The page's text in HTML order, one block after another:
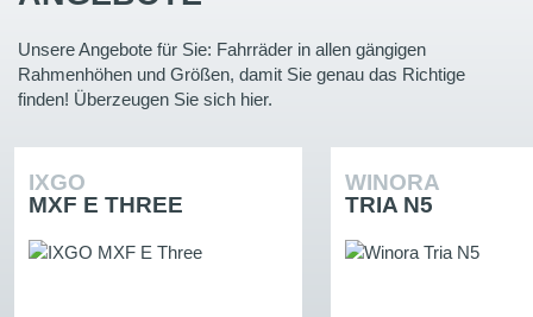
Unsere Angebote für Sie: Fahrräder in allen gängigen
Rahmenhöhen und Größen, damit Sie genau das Richtige
finden! Überzeugen Sie sich hier.
IXGO
MXF E THREE
WINORA
TRIA N5